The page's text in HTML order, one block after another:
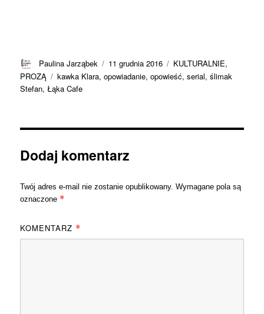
Autor
Paulina Jarząbek
Data
publikacji
11 grudnia 2016 Kategorie
KULTURALNIE,
PROZĄ
Tagi
kawka Klara,opowiadanie,opowieść,serial,ślimak
Stefan,Łąka Cafe
Dodaj komentarz
Twój adres e-mail nie zostanie opublikowany. Wymagane pola są
oznaczone *
KOMENTARZ *